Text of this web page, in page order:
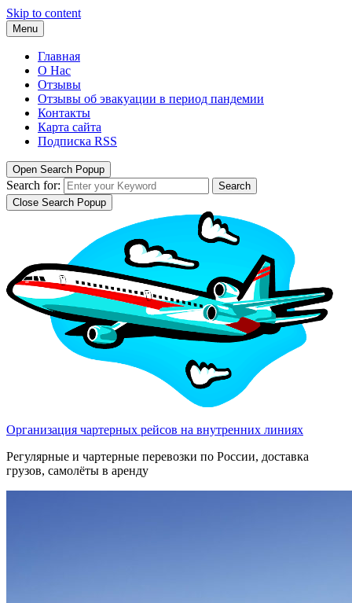
Skip to content
Menu
Главная
О Нас
Отзывы
Отзывы об эвакуации в период пандемии
Контакты
Карта сайта
Подписка RSS
Open Search Popup
Search for:
Search
Close Search Popup
Организация чартерных рейсов на внутренних линиях
Регулярные и чартерные перевозки по России, доставка
грузов, самолёты в аренду